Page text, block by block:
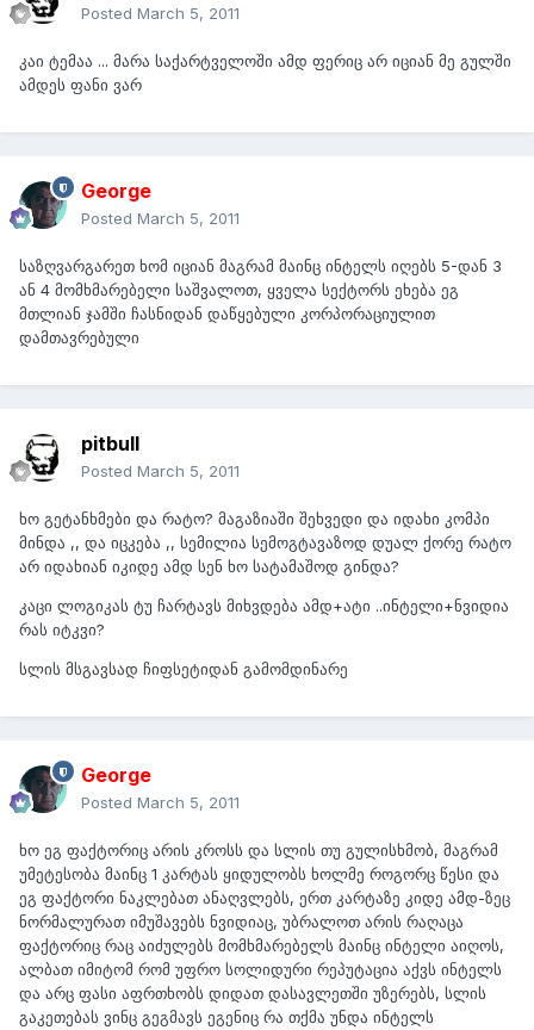
Posted March 5, 2011
კაი ტემაა ... მარა საქარტველოში ამდ ფერიც არ იციან მე გულში
ამდეს ფანი ვარ
George
Posted March 5, 2011
საზღვარგარეთ ხომ იციან მაგრამ მაინც ინტელს იღებს 5-დან 3
ან 4 მომხმარებელი საშვალოთ, ყველა სექტორს ეხება ეგ
მთლიან ჯამში ჩასნიდან დაწყებული კორპორაციულით
დამთავრებული
pitbull
Posted March 5, 2011
ხო გეტანხმები და რატო? მაგაზიაში შეხვედი და იდახი კომპი
მინდა ,, და იცკება ,, სემილია სემოგტავაზოდ დუალ ქორე რატო
არ იდახიან იკიდე ამდ სენ ხო სატამაშოდ გინდა?
კაცი ლოგიკას ტუ ჩარტავს მიხვდება ამდ+ატი ..ინტელი+ნვიდია
რას იტკვი?
სლის მსგავსად ჩიფსეტიდან გამომდინარე
George
Posted March 5, 2011
ხო ეგ ფაქტორიც არის კროსს და სლის თუ გულისხმობ, მაგრამ
უმეტესობა მაინც 1 კარტას ყიდულობს ხოლმე როგორც წესი და
ეგ ფაქტორი ნაკლებათ ანაღვლებს, ერთ კარტაზე კიდე ამდ-ზეც
ნორმალურათ იმუშავებს ნვიდიაც, უბრალოთ არის რაღაცა
ფაქტორიც რაც აიძულებს მომხმარებელს მაინც ინტელი აიღოს,
ალბათ იმიტომ რომ უფრო სოლიდური რეპუტაცია აქვს ინტელს
და არც ფასი აფრთხობს დიდათ დასავლეთში უზერებს, სლის
გაკეთებას ვინც გეგმავს ეგენიც რა თქმა უნდა ინტელს